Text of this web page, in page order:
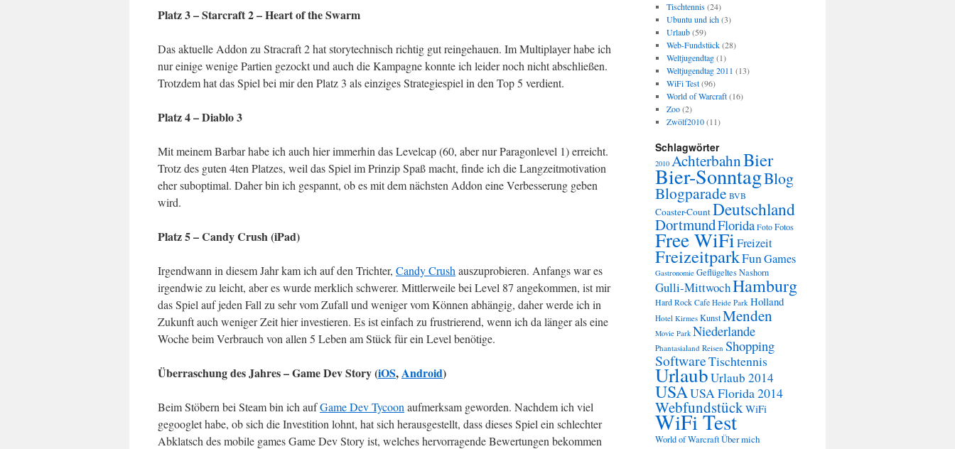
Platz 3 – Starcraft 2 – Heart of the Swarm
Das aktuelle Addon zu Stracraft 2 hat storytechnisch richtig gut reingehauen. Im Multiplayer habe ich
nur einige wenige Partien gezockt und auch die Kampagne konnte ich leider noch nicht abschließen.
Trotzdem hat das Spiel bei mir den Platz 3 als einziges Strategiespiel in den Top 5 verdient.
Platz 4 – Diablo 3
Mit meinem Barbar habe ich auch hier immerhin das Levelcap (60, aber nur Paragonlevel 1) erreicht.
Trotz des guten 4ten Platzes, weil das Spiel im Prinzip Spaß macht, finde ich die Langzeitmotivation
eher suboptimal. Daher bin ich gespannt, ob es mit dem nächsten Addon eine Verbesserung geben
wird.
Platz 5 –Candy Crush(iPad)
Irgendwann in diesem Jahr kam ich auf den Trichter, Candy Crush auszuprobieren. Anfangs war es
irgendwie zu leicht, aber es wurde merklich schwerer. Mittlerweile bei Level 87 angekommen, ist mir
das Spiel auf jeden Fall zu sehr vom Zufall und weniger vom Können abhängig, daher werde ich in
Zukunft auch weniger Zeit hier investieren. Es ist einfach zu frustrierend, wenn ich da länger als eine
Woche beim Verbrauch von allen 5 Leben am Stück für ein Level benötige.
Überraschung des Jahres – Game Dev Story (iOS,Android)
Beim Stöbern bei Steam bin ich aufGame Dev Tycoon aufmerksam geworden. Nachdem ich viel
gegooglet habe, ob sich die Investition lohnt, hat sich herausgestellt, dass dieses Spiel ein schlechter
Abklatsch des mobile games Game Dev Story ist, welches hervorragende Bewertungen bekommen
Tischtennis(24)
Ubuntu und ich(3)
Urlaub(59)
Web-Fundstück(28)
Weltjugendtag(1)
Weltjugendtag 2011 (13)
WiFi Test(96)
World of Warcraft(16)
Zoo(2)
Zwölf2010(11)
Schlagwörter
2010 AchterbahnBier
Bier-SonntagBlog
Blogparade BVB
Coaster-CountDeutschland
DortmundFlorida Foto Fotos
Free WiFiFreizeit
FreizeitparkFunGames
Gastronomie Geflügeltes Nashorn
Gulli-MittwochHamburg
Hard Rock Cafe Heide Park Holland
Hotel Kirmes KunstMenden
Movie Park Niederlande
Phantasialand Reisen Shopping
SoftwareTischtennis
UrlaubUrlaub 2014
USAUSA Florida 2014
WebfundstückWiFi
WiFi Test
World of WarcraftÜber mich